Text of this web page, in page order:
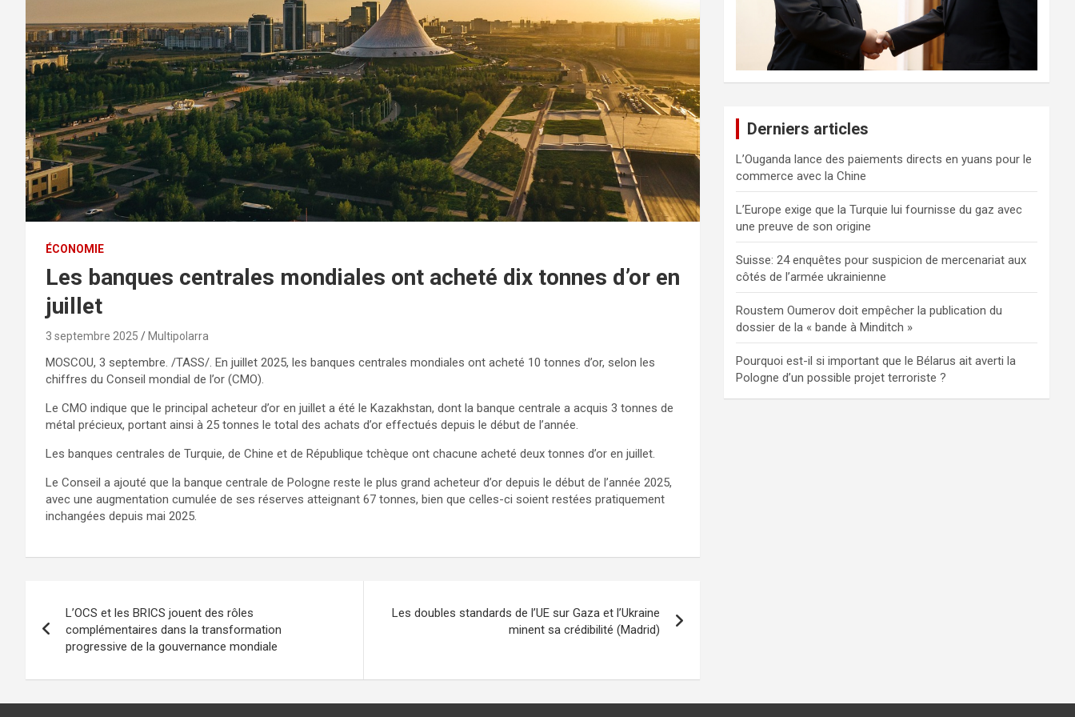
ÉCONOMIE
Les banques centrales mondiales ont acheté dix tonnes d’or en
juillet
3 septembre 2025 Multipolarra
MOSCOU, 3 septembre. /TASS/. En juillet 2025, les banques centrales mondiales ont acheté 10 tonnes d’or, selon les
chiffres du Conseil mondial de l’or (CMO).
Le CMO indique que le principal acheteur d’or en juillet a été le Kazakhstan, dont la banque centrale a acquis 3 tonnes de
métal précieux, portant ainsi à 25 tonnes le total des achats d’or effectués depuis le début de l’année.
Les banques centrales de Turquie, de Chine et de République tchèque ont chacune acheté deux tonnes d’or en juillet.
Le Conseil a ajouté que la banque centrale de Pologne reste le plus grand acheteur d’or depuis le début de l’année 2025,
avec une augmentation cumulée de ses réserves atteignant 67 tonnes, bien que celles-ci soient restées pratiquement
inchangées depuis mai 2025.
de
l’article
L’OCS et les BRICS jouent des rôles
complémentaires dans la transformation
progressive de la gouvernance mondiale
Les doubles standards de l’UE sur Gaza et l’Ukraine
minent sa crédibilité (Madrid)
Derniers articles
L’Ouganda lance des paiements directs en yuans pour le
commerce avec la Chine
L’Europe exige que la Turquie lui fournisse du gaz avec
une preuve de son origine
Suisse: 24 enquêtes pour suspicion de mercenariat aux
côtés de l’armée ukrainienne
Roustem Oumerov doit empêcher la publication du
dossier de la « bande à Minditch »
Pourquoi est-il si important que le Bélarus ait averti la
Pologne d’un possible projet terroriste ?